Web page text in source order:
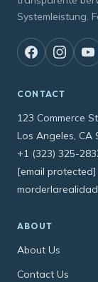
Systemleistung.
CONTACT
123 Commerce
Los Angeles, CA
+1 (323) 325-
[email protected]
ABOUT
About Us
Contact Us